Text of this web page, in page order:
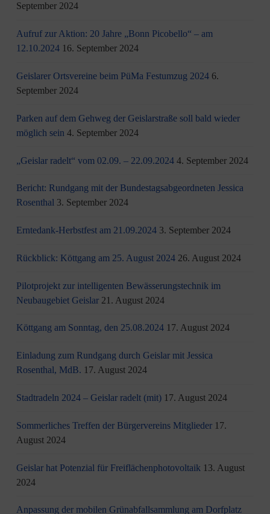
September 2024
Aufruf zur Aktion: 20 Jahre „Bonn Picobello“ – am
12.10.2024 16. September 2024
Geislarer Ortsvereine beim PüMa Festumzug 2024 6.
September 2024
Parken auf dem Gehweg der Geislarstraße soll bald wieder
möglich sein 4. September 2024
„Geislar radelt“ vom 02.09. – 22.09.2024 4. September 2024
Bericht: Rundgang mit der Bundestagsabgeordneten Jessica
Rosenthal 3. September 2024
Erntedank-Herbstfest am 21.09.2024 3. September 2024
Rückblick: Köttgang am 25. August 2024 26. August 2024
Pilotprojekt zur intelligenten Bewässerungstechnik im
Neubaugebiet Geislar 21. August 2024
Köttgang am Sonntag, den 25.08.2024 17. August 2024
Einladung zum Rundgang durch Geislar mit Jessica
Rosenthal, MdB. 17. August 2024
Stadtradeln 2024 – Geislar radelt (mit) 17. August 2024
Sommerliches Treffen der Bürgervereins Mitglieder 17.
August 2024
Geislar hat Potenzial für Freiflächenphotovoltaik 13. August
2024
Anpassung der mobilen Grünabfallsammlung am Dorfplatz